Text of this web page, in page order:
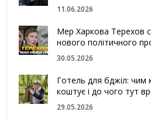
11.06.2026
Мер Харкова Терехов
нового політичного
30.05.2026
Готель для бджіл: чим
коштує і до чого тут
29.05.2026